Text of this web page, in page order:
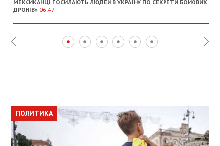
МЕКСИКАНЦІ ПОСИЛАЮТЬ ЛЮДЕЙ В УКРАЇНУ ПО СЕКРЕТИ БОЙОВИХ
ДРОНІВ» 06:47
ПОЛИТИКА
ПОЛИТИКА
ОБЩЕСТВО
ПОЛИТИКА
ЭКОНОМИКА